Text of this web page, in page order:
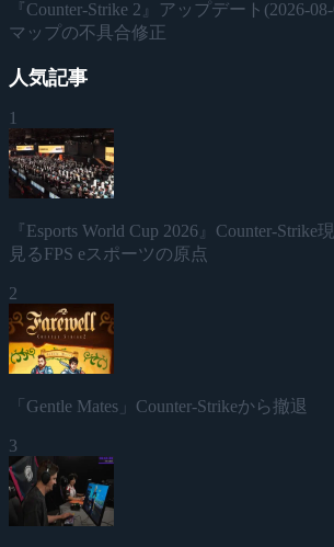
『Counter-Strike 2』アップデート(2026-
マップの不具合修正
人気記事
1
『Esports World Cup 2026』Counter-
見るFPS eスポーツの原点
2
「Gentle Mates」Counter-Strikeから撤退
3